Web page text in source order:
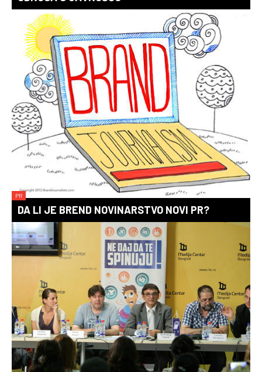
PR
DA LI JE BREND NOVINARSTVO NOVI PR?